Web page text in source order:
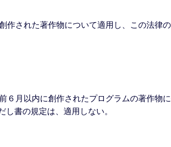
作された著作物について適用し、この法律
月以内に創作されたプログラムの著作物
書の規定は、適用しない。